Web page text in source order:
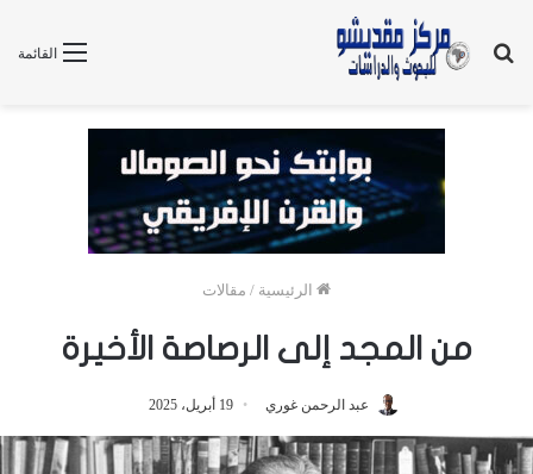
القائمة
بحث
الرئيسية / مقالات
من المجد إلى الرصاصة الأخيرة
عبد الرحمن غوري 19 أبريل، 2025